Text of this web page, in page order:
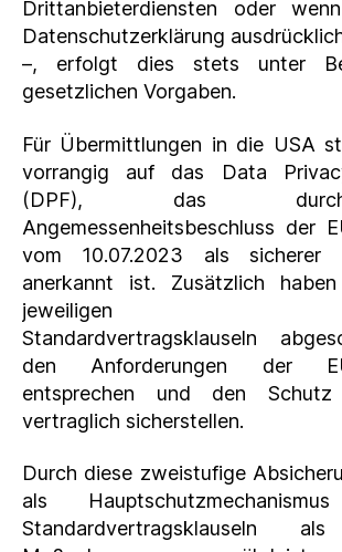
Drittanbieterdiensten oder
Datenschutzerklärung
–, erfolgt dies stets unter
gesetzlichen Vorgaben.
Für Übermittlungen in die USA
vorrangig auf das Data
(DPF), das
Angemessenheitsbeschluss der
vom 10.07.2023 als sicherer
anerkannt ist. Zusätzlich
jeweiligen
Standardvertragsklauseln
den Anforderungen der EU-
entsprechen und den
vertraglich sicherstellen.
Durch diese zweistufige
als
Standardvertragsklauseln